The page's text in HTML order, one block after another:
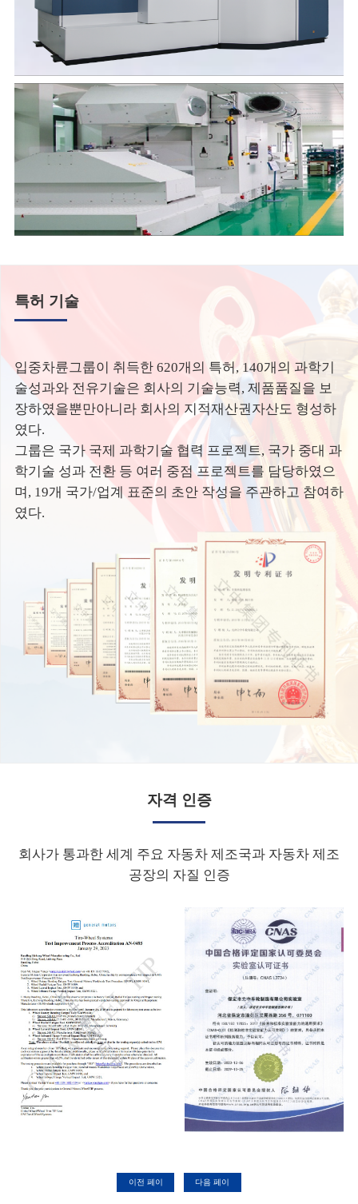
특허 기술
입중차륜그룹이 취득한 620개의 특허, 140개의 과학기
술성과와 전유기술은 회사의 기술능력, 제품품질을 보
장하였을뿐만아니라 회사의 지적재산권자산도 형성하
였다.
그룹은 국가 국제 과학기술 협력 프로젝트, 국가 중대 과
학기술 성과 전환 등 여러 중점 프로젝트를 담당하였으
며, 19개 국가/업계 표준의 초안 작성을 주관하고 참여하
였다.
자격 인증
회사가 통과한 세계 주요 자동차 제조국과 자동차 제조
공장의 자질 인증
이전 페이 다음 페이